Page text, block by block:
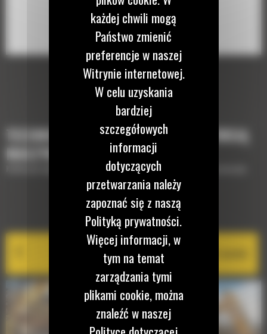
TECHNOLOGIE, KTÓRE UZUPEŁNIĄ TWOJĄ
MASZYNĘ
Krótki opis wyposażenia lub technologii potrzebnych do uzupełnienia maszyny
EQUIPMENT MANAGEMENT
Cat PL161 Attachment Locator
każdej chwili mogą
Państwo zmienić
preferencje w naszej
Witrynie internetowej.
W celu uzyskania
bardziej
szczegółowych
informacji
dotyczących
przetwarzania należy
zapoznać się z naszą
Polityką prywatności.
Więcej informacji, w
tym na temat
zarządzania tymi
plikami cookie, można
znaleźć w naszej